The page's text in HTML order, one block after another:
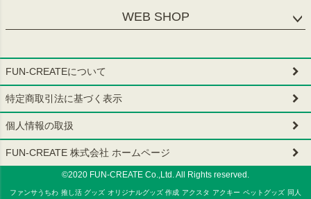
WEB SHOP
FUN-CREATEについて
特定商取引法に基づく表示
個人情報の取扱
FUN-CREATE 株式会社 ホームページ
©2020 FUN-CREATE Co.,Ltd. All Rights reserved.
ファンサうちわ 推し活 グッズ オリジナルグッズ 作成 アクスタ アクキー ペットグッズ 同人